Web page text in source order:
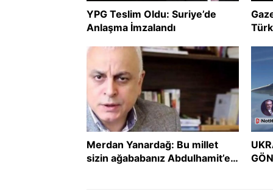
YPG Teslim Oldu: Suriye’de
Anlaşma İmzalandı
Merdan Yanardağ: Bu millet
sizin ağababanız Abdulhamit’e